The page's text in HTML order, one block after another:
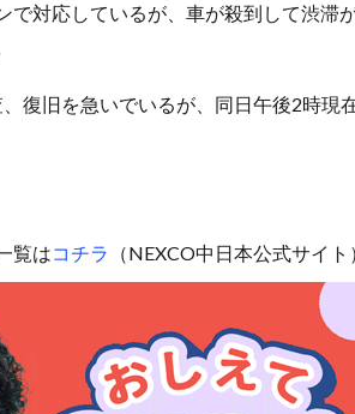
で対応しているが、車が殺到して渋滞
復旧を急いでいるが、同日午後2時現
覧はコチラ （NEXCO中日本公式サイト